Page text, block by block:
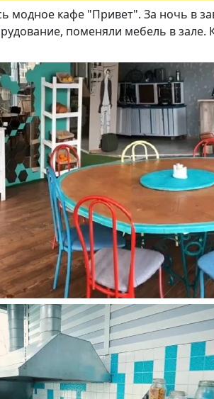
модное кафе "Привет". За ночь в
поменяли мебель в зале.